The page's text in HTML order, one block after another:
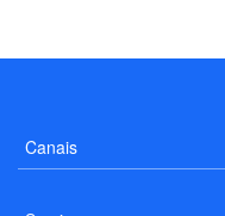
Canais